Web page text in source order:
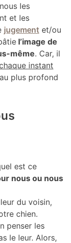
les
et les
jugement et/ou
l’image de
même. Car, il
instant
plus profond
est ce
nous ou nous
du voisin,
chien.
penser les
le leur. Alors,